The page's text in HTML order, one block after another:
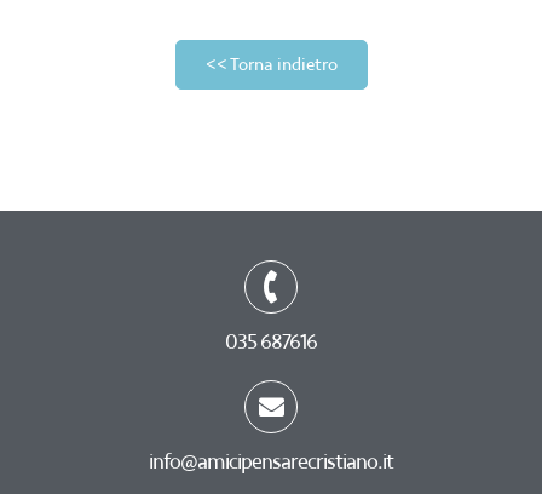
<< Torna indietro
035 687616
info@amicipensarecristiano.it